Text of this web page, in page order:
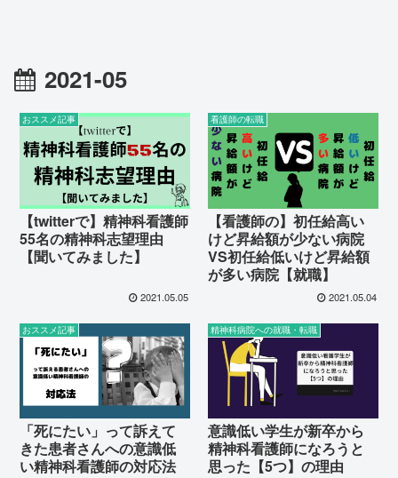
2021-05
おススメ記事
【twitterで】精神科看護師
55名の精神科志望理由
【聞いてみました】
2021.05.05
看護師の転職
【看護師の】初任給高い
けど昇給額が少ない病院
VS初任給低いけど昇給額
が多い病院【就職】
2021.05.04
おススメ記事
「死にたい」って訴えて
きた患者さんへの意識低
い精神科看護師の対応法
精神科病院への就職・転職
意識低い学生が新卒から
精神科看護師になろうと
思った【5つ】の理由